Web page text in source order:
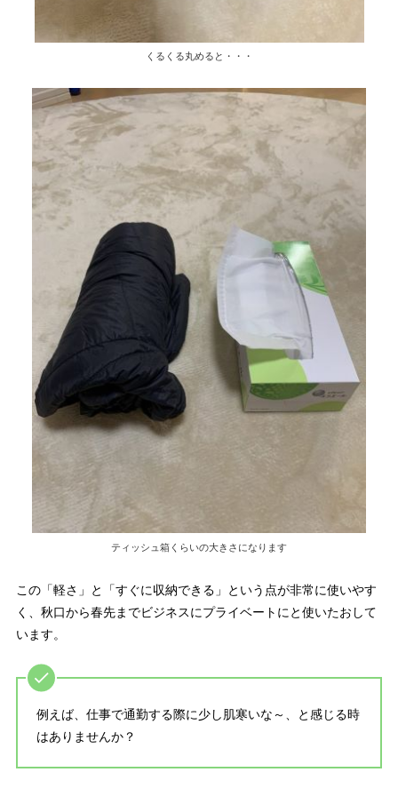
くるくる丸めると・・・
ティッシュ箱くらいの大きさになります
この「軽さ 」と「すぐに収納できる 」という点が非常に使いやす
く、秋口から春先までビジネスにプライベートにと使いたおして
います。
例えば、仕事で通勤する際に少し肌寒いな～、と感じる時
はありませんか？